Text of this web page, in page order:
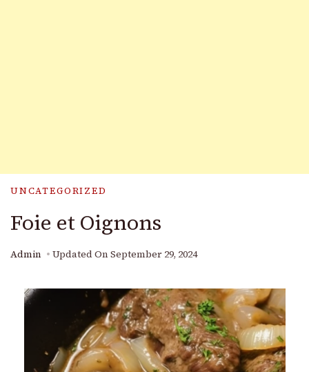
UNCATEGORIZED
Foie et Oignons
Admin Updated On September 29, 2024